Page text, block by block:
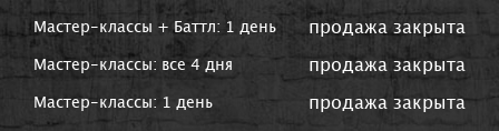
Мастер-классы + Баттл: 1 день продажа закрыта
Мастер-классы: все 4 дня продажа закрыта
Мастер-классы: 1 день продажа закрыта